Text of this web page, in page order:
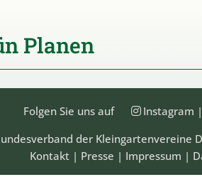
Planen
Folgen Sie uns auf Instagram |
der Kleingartenvereine
Kontakt | Presse | Impressum |